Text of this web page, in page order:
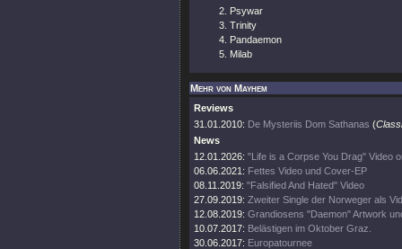
Psywar
Trinity
Pandaemon
Milab
Mehr von Mayhem
Reviews
31.01.2010: De Mysteriis Dom Sathanas (
News
12.01.2026: "Life is a Corpse You Drag" Video
06.06.2021: Fettes Video und Cover-EP
08.11.2019: "Falsified And Hated" Video
27.09.2019: Zweiter Single der Norweger als
12.08.2019: Grandiosens "Daemon" Artwork
10.07.2017: Belästigen im Oktober Graz.
30.06.2017: Europatournee